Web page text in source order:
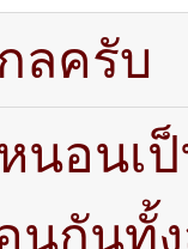
ลครับ
นอนเ
นกันทั้